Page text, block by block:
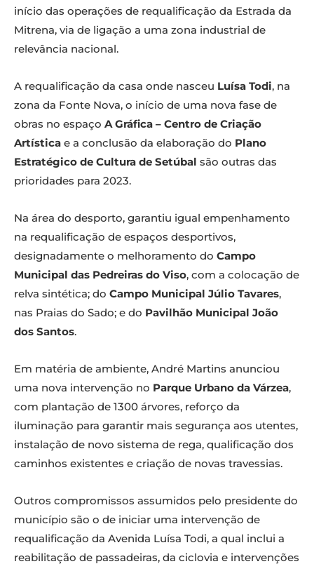
início das operações de requalificação da Estrada da
Mitrena, via de ligação a uma zona industrial de
relevância nacional.
A requalificação da casa onde nasceu Luísa Todi, na
zona da Fonte Nova, o início de uma nova fase de
obras no espaço A Gráfica – Centro de Criação
Artística e a conclusão da elaboração do Plano
Estratégico de Cultura de Setúbal são outras das
prioridades para 2023.
Na área do desporto, garantiu igual empenhamento
na requalificação de espaços desportivos,
designadamente o melhoramento do Campo
Municipal das Pedreiras do Viso, com a colocação de
relva sintética; do Campo Municipal Júlio Tavares,
nas Praias do Sado; e do Pavilhão Municipal João
dos Santos.
Em matéria de ambiente, André Martins anunciou
uma nova intervenção no Parque Urbano da Várzea,
com plantação de 1300 árvores, reforço da
iluminação para garantir mais segurança aos utentes,
instalação de novo sistema de rega, qualificação dos
caminhos existentes e criação de novas travessias.
Outros compromissos assumidos pelo presidente do
município são o de iniciar uma intervenção de
requalificação da Avenida Luísa Todi, a qual inclui a
reabilitação de passadeiras, da ciclovia e intervenções